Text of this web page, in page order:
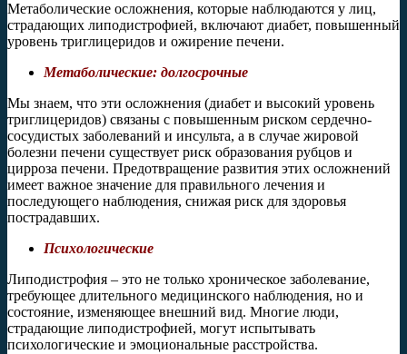
Метаболические осложнения, которые наблюдаются у лиц,
страдающих липодистрофией, включают диабет, повышенный
уровень триглицеридов и ожирение печени.
Метаболические: долгосрочные
Мы знаем, что эти осложнения (диабет и высокий уровень
триглицеридов) связаны с повышенным риском сердечно-
сосудистых заболеваний и инсульта, а в случае жировой
болезни печени существует риск образования рубцов и
цирроза печени. Предотвращение развития этих осложнений
имеет важное значение для правильного лечения и
последующего наблюдения, снижая риск для здоровья
пострадавших.
Психологические
Липодистрофия – это не только хроническое заболевание,
требующее длительного медицинского наблюдения, но и
состояние, изменяющее внешний вид. Многие люди,
страдающие липодистрофией, могут испытывать
психологические и эмоциональные расстройства.